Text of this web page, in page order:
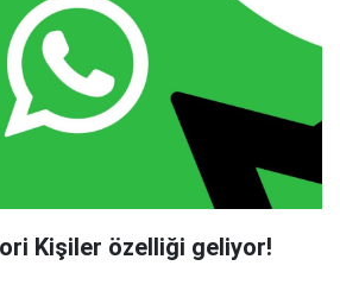
Kişiler özelliği geliyor!